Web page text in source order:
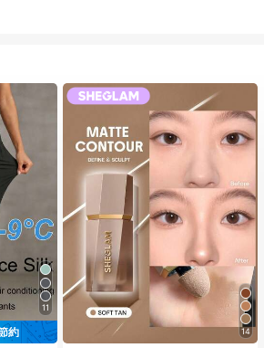
11
約
14